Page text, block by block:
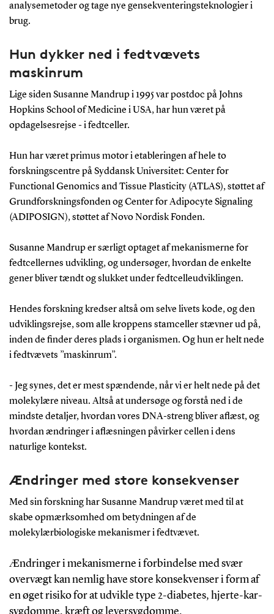
analysemetoder og tage nye gensekventeringsteknologier i
brug.
Hun dykker ned i fedtvævets
maskinrum
Lige siden Susanne Mandrup i 1995 var postdoc på Johns
Hopkins School of Medicine i USA, har hun været på
opdagelsesrejse - i fedtceller.
Hun har været primus motor i etableringen af hele to
forskningscentre på Syddansk Universitet: Center for
Functional Genomics and Tissue Plasticity (ATLAS), støttet af
Grundforskningsfonden og Center for Adipocyte Signaling
(ADIPOSIGN), støttet af Novo Nordisk Fonden.
Susanne Mandrup er særligt optaget af mekanismerne for
fedtcellernes udvikling, og undersøger, hvordan de enkelte
gener bliver tændt og slukket under fedtcelleudviklingen.
Hendes forskning kredser altså om selve livets kode, og den
udviklingsrejse, som alle kroppens stamceller stævner ud på,
inden de finder deres plads i organismen. Og hun er helt nede
i fedtvævets ”maskinrum”.
- Jeg synes, det er mest spændende, når vi er helt nede på det
molekylære niveau. Altså at undersøge og forstå ned i de
mindste detaljer, hvordan vores DNA-streng bliver aflæst, og
hvordan ændringer i aflæsningen påvirker cellen i dens
naturlige kontekst.
Ændringer med store konsekvenser
Med sin forskning har Susanne Mandrup været med til at
skabe opmærksomhed om betydningen af de
molekylærbiologiske mekanismer i fedtvævet.
Ændringer i mekanismerne i forbindelse med svær
overvægt kan nemlig have store konsekvenser i form af
en øget risiko for at udvikle type 2-diabetes, hjerte-kar-
sygdomme, kræft og leversygdomme.